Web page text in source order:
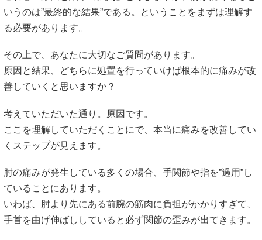
いうのは”最終的な結果”である。ということをまずは理解す
る必要があります。
その上で、あなたに大切なご質問があります。
原因と結果、どちらに処置を行っていけば根本的に痛みが改
善していくと思いますか？
考えていただいた通り。原因です。
ここを理解していただくことにで、本当に痛みを改善してい
くステップが見えます。
肘の痛みが発生している多くの場合、手関節や指を”過用”し
ていることにあります。
いわば、肘より先にある前腕の筋肉に負担がかかりすぎて、
手首を曲げ伸ばししていると必ず関節の歪みが出てきます。